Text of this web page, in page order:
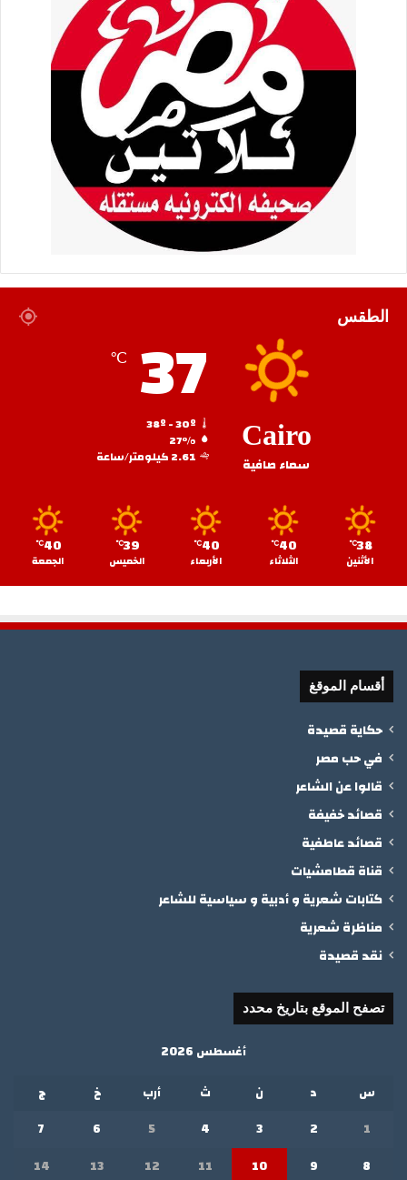
الطقس
Cairo
سماء صافية
37
℃
27%
2.61 كيلومتر/ساعة
38
℃
الأثنين
40
℃
الثلاثاء
40
℃
الأربعاء
39
℃
الخميس
40
℃
الجمعة
أقسام الموقغ
حكاية قصيدة
في حب مصر
قالوا عن الشاعر
قصائد خفيفة
قصائد عاطفية
قناة قطامشيات
كتابات شعرية و أدبية و سياسية للشاعر
مناظرة شعرية
نقد قصيدة
تصفح الموقع بتاريخ محدد
أغسطس 2026
س
د ن ث أرب خ
ج
1
2
3
4
5
6
7
8
9
10
11
12
13
14